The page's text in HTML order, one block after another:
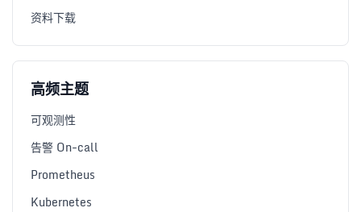
资料下载
高频主题
可观测性
告警 On-call
Prometheus
Kubernetes